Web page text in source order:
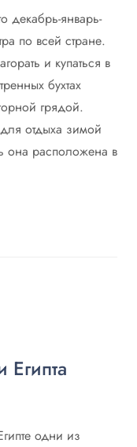
декабрь-январь-
по всей стране.
и купаться в
бухтах
грядой.
отдыха зимой
она расположена в
одни из